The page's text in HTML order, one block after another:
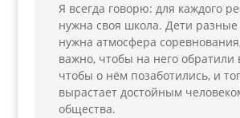
Я всегда говорю: для каждого
нужна своя школа. Дети
нужна атмосфера
важно, чтобы на него обратили
чтобы о нём позаботились, и
вырастает достойным
общества.